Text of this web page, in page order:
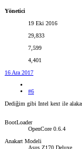
Yönetici
19 Eki 2016
29,833
7,599
4,401
16 Ara 2017
#6
Dediğim gibi Intel kext ile
BootLoader
OpenCore 0.6.4
Anakart Modeli
Asus Z170 Deluxe